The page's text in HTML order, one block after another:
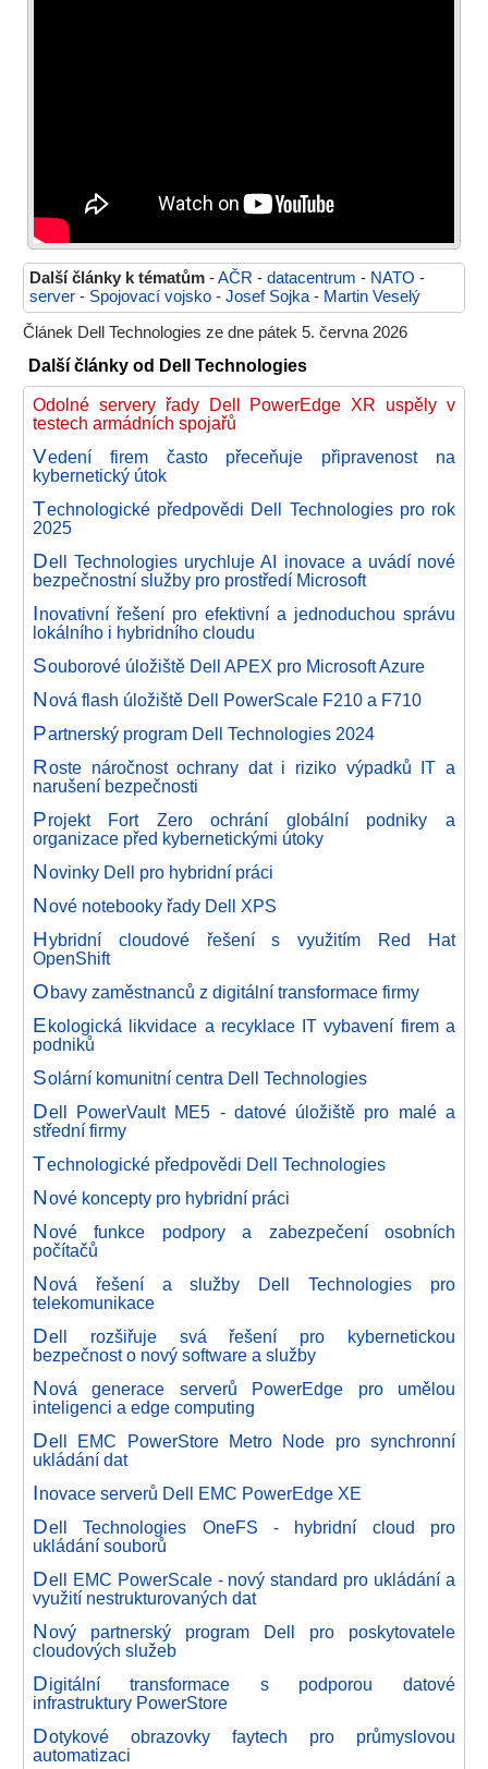
Další články k tématům -AČR - datacentrum - NATO -
server - Spojovací vojsko - Josef Sojka - Martin Veselý
Článek Dell Technologies ze dne pátek 5. června 2026
Další články od Dell Technologies
Odolné servery řady Dell PowerEdge XR uspěly v
testech armádních spojařů
Vedení firem často přeceňuje připravenost na
kybernetický útok
Technologické předpovědi Dell Technologies pro rok
2025
Dell Technologies urychluje AI inovace a uvádí nové
bezpečnostní služby pro prostředí Microsoft
Inovativní řešení pro efektivní a jednoduchou správu
lokálního i hybridního cloudu
Souborové úložiště Dell APEX pro Microsoft Azure
Nová flash úložiště Dell PowerScale F210 a F710
Partnerský program Dell Technologies 2024
Roste náročnost ochrany dat i riziko výpadků IT a
narušení bezpečnosti
Projekt Fort Zero ochrání globální podniky a
organizace před kybernetickými útoky
Novinky Dell pro hybridní práci
Nové notebooky řady Dell XPS
Hybridní cloudové řešení s využitím Red Hat
OpenShift
Obavy zaměstnanců z digitální transformace firmy
Ekologická likvidace a recyklace IT vybavení firem a
podniků
Solární komunitní centra Dell Technologies
Dell PowerVault ME5 - datové úložiště pro malé a
střední firmy
Technologické předpovědi Dell Technologies
Nové koncepty pro hybridní práci
Nové funkce podpory a zabezpečení osobních
počítačů
Nová řešení a služby Dell Technologies pro
telekomunikace
Dell rozšiřuje svá řešení pro kybernetickou
bezpečnost o nový software a služby
Nová generace serverů PowerEdge pro umělou
inteligenci a edge computing
Dell EMC PowerStore Metro Node pro synchronní
ukládání dat
Inovace serverů Dell EMC PowerEdge XE
Dell Technologies OneFS - hybridní cloud pro
ukládání souborů
Dell EMC PowerScale - nový standard pro ukládání a
využití nestrukturovaných dat
Nový partnerský program Dell pro poskytovatele
cloudových služeb
Digitální transformace s podporou datové
infrastruktury PowerStore
Dotykové obrazovky faytech pro průmyslovou
automatizaci